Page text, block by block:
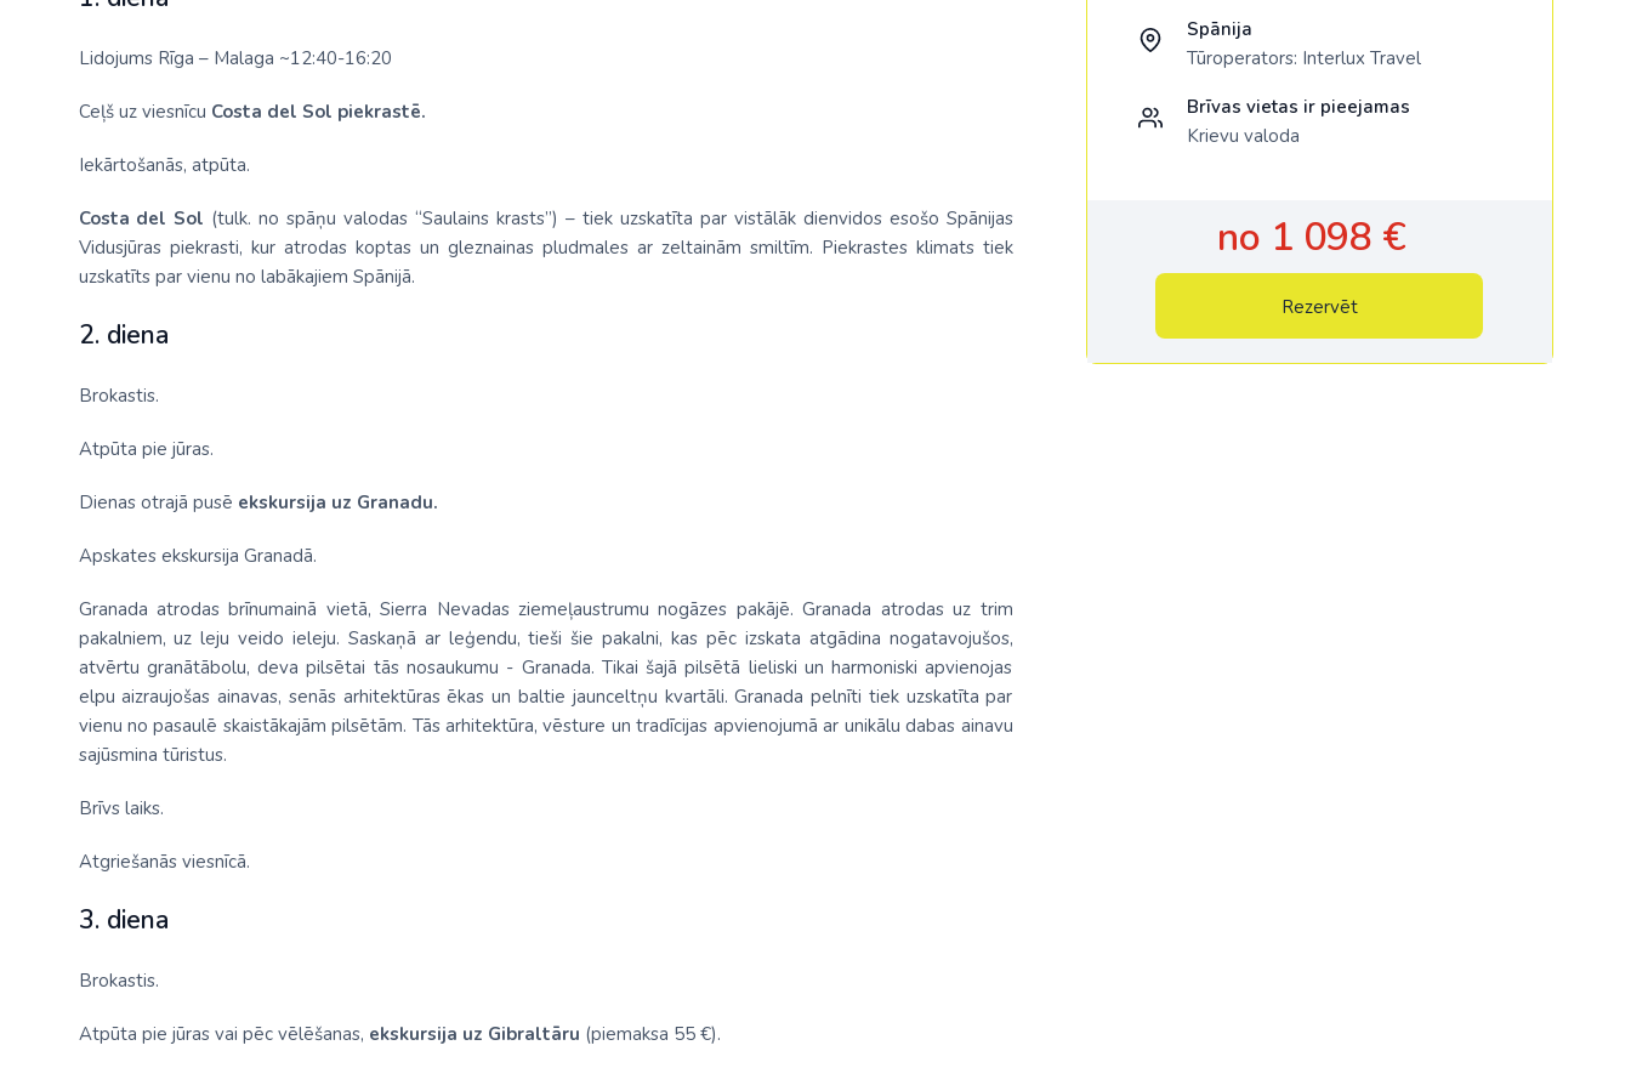
Singapūra
Šrilanka
Lidojums Rīga – Malaga ~12:40-16:20
Ceļš uz viesnīcu Costa del Sol piekrastē.
Iekārtošanās, atpūta.
Costa del Sol (tulk. no spāņu valodas “Saulains krasts”) – tiek uzskatīta par vistālāk dienvidos esošo Spānijas
Vidusjūras piekrasti, kur atrodas koptas un gleznainas pludmales ar zeltainām smiltīm. Piekrastes klimats tiek
uzskatīts par vienu no labākajiem Spānijā.
2. diena
Brokastis.
Atpūta pie jūras.
Dienas otrajā pusē ekskursija uz Granadu.
Apskates ekskursija Granadā.
Granada atrodas brīnumainā vietā, Sierra Nevadas ziemeļaustrumu nogāzes pakājē. Granada atrodas uz trim
pakalniem, uz leju veido ieleju. Saskaņā ar leģendu, tieši šie pakalni, kas pēc izskata atgādina nogatavojušos,
atvērtu granātābolu, deva pilsētai tās nosaukumu - Granada. Tikai šajā pilsētā lieliski un harmoniski apvienojas
elpu aizraujošas ainavas, senās arhitektūras ēkas un baltie jaunceltņu kvartāli. Granada pelnīti tiek uzskatīta par
vienu no pasaulē skaistākajām pilsētām. Tās arhitektūra, vēsture un tradīcijas apvienojumā ar unikālu dabas ainavu
sajūsmina tūristus.
Brīvs laiks.
Atgriešanās viesnīcā.
3. diena
Brokastis.
Atpūta pie jūras vai pēc vēlēšanas, ekskursija uz Gibraltāru (piemaksa 55 €).
Spānija
Tūroperators: Interlux Travel
Brīvas vietas ir pieejamas
Krievu valoda
no 1 098 €
Rezervēt